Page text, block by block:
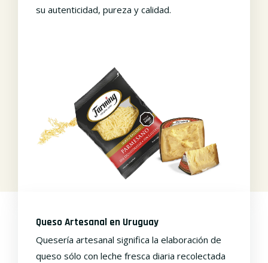
su autenticidad, pureza y calidad.
Queso Artesanal en Uruguay
Quesería artesanal significa la elaboración de
queso sólo con leche fresca diaria recolectada